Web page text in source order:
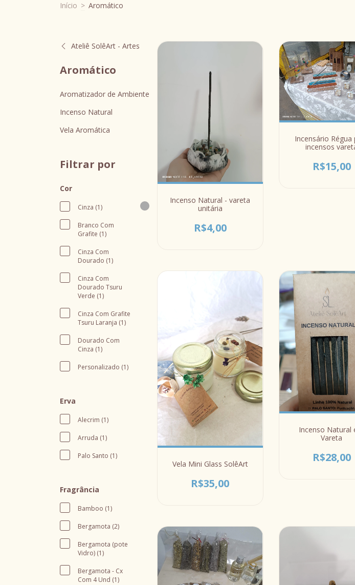
Início > Aromático
Ateliê SolêArt - Artes
Aromático
Aromatizador de Ambiente
Incenso Natural
Vela Aromática
Filtrar por
Cor
Cinza (1)
Branco Com
Grafite (1)
Cinza Com
Dourado (1)
Cinza Com
Dourado Tsuru
Verde (1)
Cinza Com Grafite
Tsuru Laranja (1)
Dourado Com
Cinza (1)
Personalizado (1)
Erva
Alecrim (1)
Arruda (1)
Palo Santo (1)
Fragrância
Bamboo (1)
Bergamota (2)
Bergamota (pote
Vidro) (1)
Bergamota - Cx
Com 4 Und (1)
Incenso Natural - vareta
unitária
R$4,00
Incensário Régua
incensos
R$15,00
Vela Mini Glass SolêArt
R$35,00
Incenso Natural
Vareta
R$28,00